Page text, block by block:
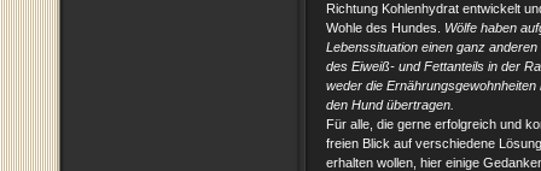
Richtung Kohlenhydrat entwickelt
Wohle des Hundes. Wölfe haben
Lebenssituation einen ganz
des Eiweiß- und Fettanteils in der
weder die
den Hund übertragen.
Für alle, die gerne erfolgreich und
freien Blick auf verschiedene
erhalten wollen, hier einige